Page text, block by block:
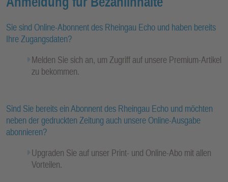
Sie sind Online-Abonnent des Rheingau Echo und haben bereits
Ihre Zugangsdaten?
Melden Sie sich an, um Zugriff auf unsere Premium-Artikel
zu bekommen.
Sind Sie bereits ein Abonnent des Rheingau Echo und möchten
neben der gedruckten Zeitung auch unsere Online-Ausgabe
abonnieren?
Upgraden Sie auf unser Print- und Online-Abo mit allen
Vorteilen.